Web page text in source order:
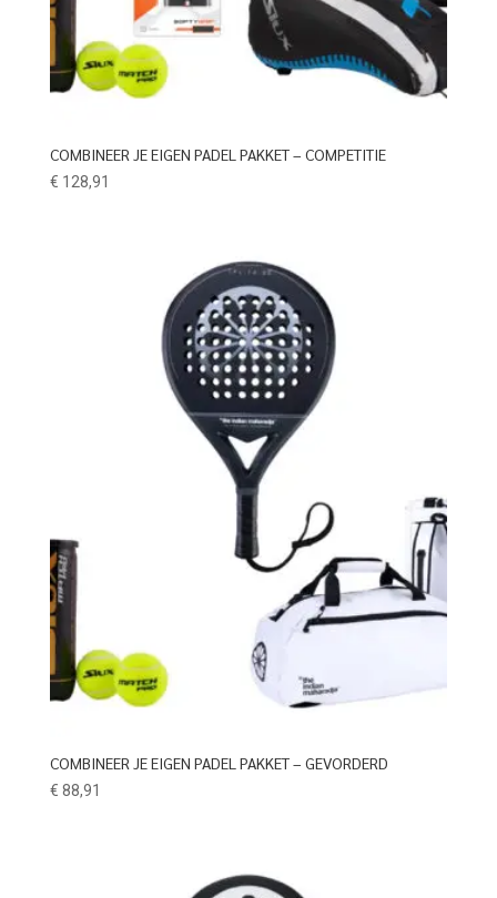
COMBINEER JE EIGEN PADEL PAKKET – COMPETITIE
€ 128,91
COMBINEER JE EIGEN PADEL PAKKET – GEVORDERD
€ 88,91